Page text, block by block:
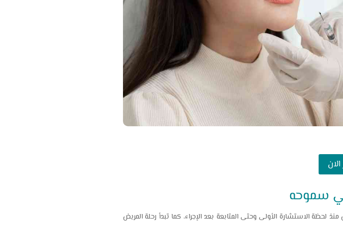
سموحه
الاستشارة الأولى وحتى المتابعة بعد الإجراء، كما تبدأ رحلة المريض